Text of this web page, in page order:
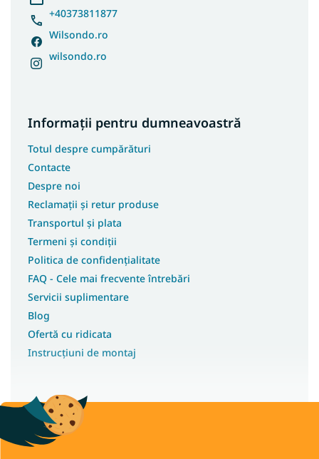
+40373811877
Wilsondo.ro
wilsondo.ro
Informații pentru dumneavoastră
Totul despre cumpărături
Contacte
Despre noi
Reclamații și retur produse
Transportul și plata
Termeni și condiții
Politica de confidențialitate
FAQ - Cele mai frecvente întrebări
Servicii suplimentare
Blog
Ofertă cu ridicata
Instrucțiuni de montaj
Drepturi de autor 2026